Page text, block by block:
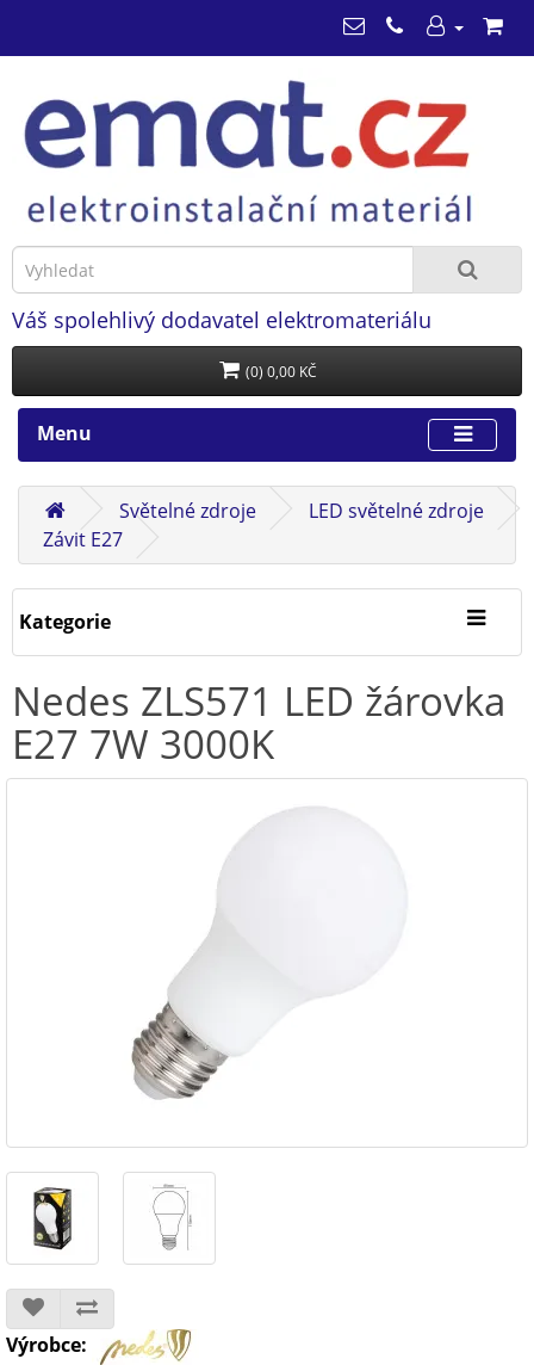
Váš spolehlivý dodavatel elektromateriálu
(0) 0,00 KČ
Menu
Světelné zdroje
LED světelné zdroje
Závit E27
Kategorie
Nedes ZLS571 LED žárovka
E27 7W 3000K
Výrobce: